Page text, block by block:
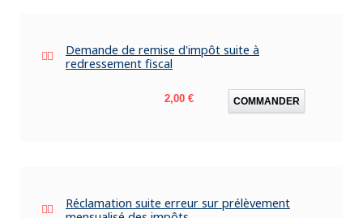
Demande de remise d'impôt suite à
redressement fiscal
Prix
2,00 € COMMANDER
Réclamation suite erreur sur prélèvement